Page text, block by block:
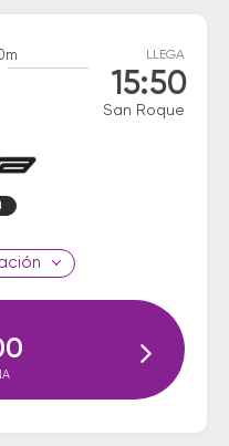
LLEGA
15:50
San Roque